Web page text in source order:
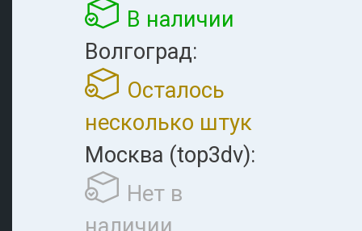
В наличии
Волгоград:
Осталось
несколько штук
Москва (top3dv):
Нет в